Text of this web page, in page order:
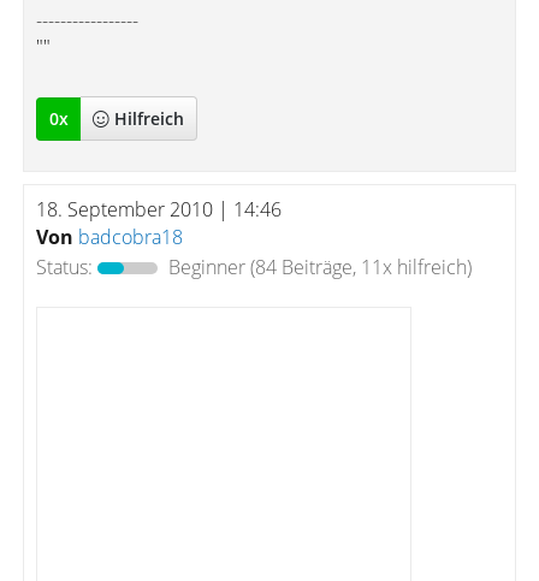
-----------------
""
0x Hilfreich
18. September 2010 | 14:46
Von badcobra18
Status:
Beginner(84 Beiträge, 11x hilfreich)